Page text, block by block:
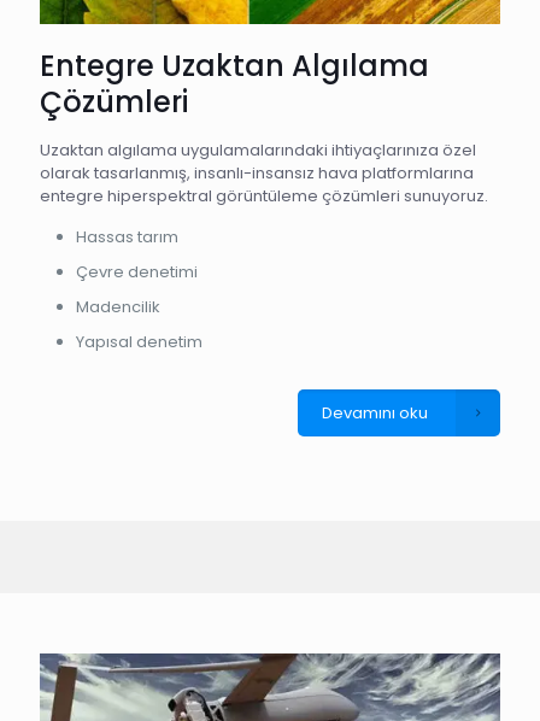
Entegre Uzaktan Algılama
Çözümleri
Uzaktan algılama uygulamalarındaki ihtiyaçlarınıza özel
olarak tasarlanmış, insanlı-insansız hava platformlarına
entegre hiperspektral görüntüleme çözümleri sunuyoruz.
Hassas tarım
Çevre denetimi
Madencilik
Yapısal denetim
Devamını oku